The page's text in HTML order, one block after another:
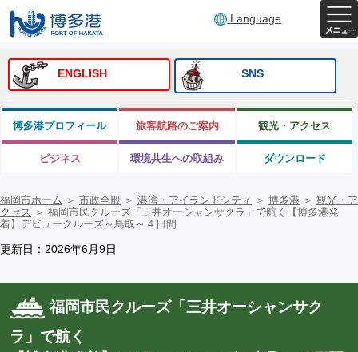
Language
ENGLISH SNS
博多港プロフィール 旅客航路のご案内 観光・アクセス
ビジネス 環境共生への取組み ダウンロード
福岡市ホーム ＞ 市政全般 ＞ 港湾・アイランドシティ ＞ 博多港 ＞ 観光・ア
クセス ＞ 福岡市民クルーズ「三井オーシャンサクラ」で航く【博多港発
着】デビュークルーズ～鳥取～４日間
更新日：2026年6月9日
福岡市民クルーズ「三井オーシャンサク
ラ」で航く